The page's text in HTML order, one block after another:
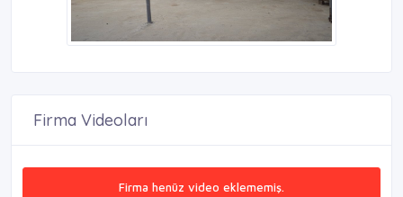
Firma Videoları
Firma henüz video eklememiş.